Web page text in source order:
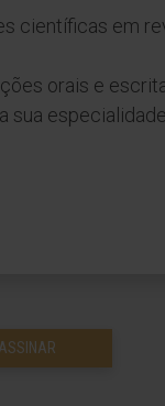
científicas em
orais e
sua especialidade.
ASSINAR